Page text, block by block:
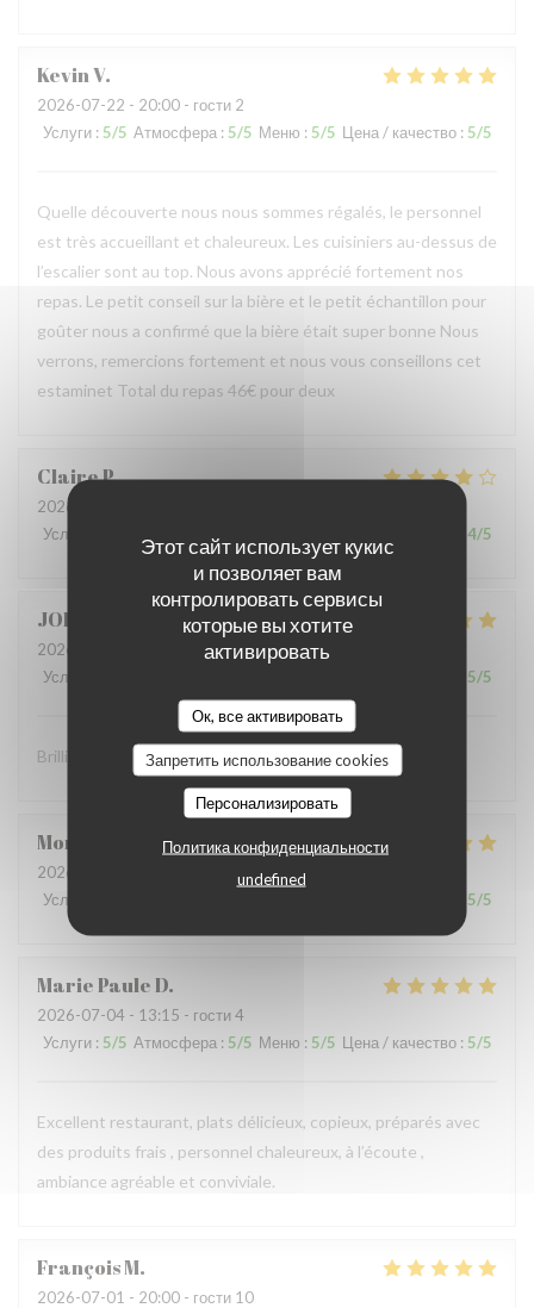
Этот сайт использует кукис
и позволяет вам
контролировать сервисы
которые вы хотите
активировать
Ок, все активировать
Запретить использование cookies
Персонализировать
Политика конфиденциальности
undefined
KevinV
2026-07-22 - 20:00 - гости 2
Услуги : 5/5 Атмосфера : 5/5 Меню : 5/5 Цена / качество : 5/5
Quelle découverte nous nous sommes régalés, le personnel
est très accueillant et chaleureux. Les cuisiniers au-dessus de
l’escalier sont au top. Nous avons apprécié fortement nos
repas. Le petit conseil sur la bière et le petit échantillon pour
goûter nous a confirmé que la bière était super bonne Nous
verrons, remercions fortement et nous vous conseillons cet
estaminet Total du repas 46€ pour deux
ClaireP
2026-07-22
Услуги
4/5
JOHN
2026-07-10
- 19:00 - гости 2
Услуги
5/5
Brilliant food and brilliant sevice
Montaigne
2026-07-07
Услуги
5/5
Marie PauleD
2026-07-04 - 13:15 - гости 4
Услуги : 5/5 Атмосфера : 5/5 Меню : 5/5 Цена / качество : 5/5
Excellent restaurant, plats délicieux, copieux, préparés avec
des produits frais , personnel chaleureux, à l’écoute ,
ambiance agréable et conviviale.
FrançoisM
2026-07-01 - 20:00 - гости 10